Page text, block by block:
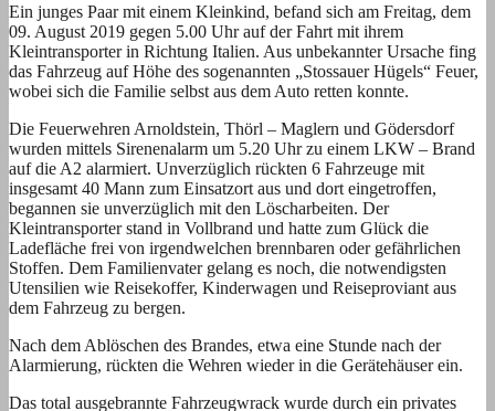
Ein junges Paar mit einem Kleinkind, befand sich am Freitag, dem
09. August 2019 gegen 5.00 Uhr auf der Fahrt mit ihrem
Kleintransporter in Richtung Italien. Aus unbekannter Ursache fing
das Fahrzeug auf Höhe des sogenannten „Stossauer Hügels“ Feuer,
wobei sich die Familie selbst aus dem Auto retten konnte.
Die Feuerwehren Arnoldstein, Thörl – Maglern und Gödersdorf
wurden mittels Sirenenalarm um 5.20 Uhr zu einem LKW – Brand
auf die A2 alarmiert. Unverzüglich rückten 6 Fahrzeuge mit
insgesamt 40 Mann zum Einsatzort aus und dort eingetroffen,
begannen sie unverzüglich mit den Löscharbeiten. Der
Kleintransporter stand in Vollbrand und hatte zum Glück die
Ladefläche frei von irgendwelchen brennbaren oder gefährlichen
Stoffen. Dem Familienvater gelang es noch, die notwendigsten
Utensilien wie Reisekoffer, Kinderwagen und Reiseproviant aus
dem Fahrzeug zu bergen.
Nach dem Ablöschen des Brandes, etwa eine Stunde nach der
Alarmierung, rückten die Wehren wieder in die Gerätehäuser ein.
Das total ausgebrannte Fahrzeugwrack wurde durch ein privates